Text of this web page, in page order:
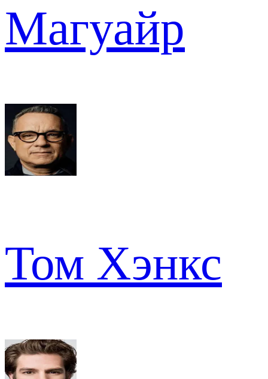
Магуайр
Том Хэнкс